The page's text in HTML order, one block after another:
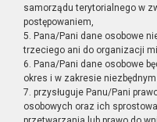
samorządu terytorialnego w
postępowaniem,
5. Pana/Pani dane osobowe
trzeciego ani do organizacji
6. Pana/Pani dane osobowe
okres i w zakresie
7. przysługuje Panu/Pani
osobowych oraz ich